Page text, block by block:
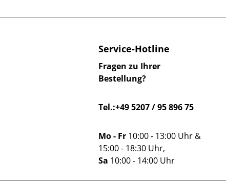
Service-Hotline
Fragen zu Ihrer
Bestellung?
Tel.:+49 5207 / 95 896 75
Mo - Fr 10:00 - 13:00 Uhr &
15:00 - 18:30 Uhr,
Sa 10:00 - 14:00 Uhr